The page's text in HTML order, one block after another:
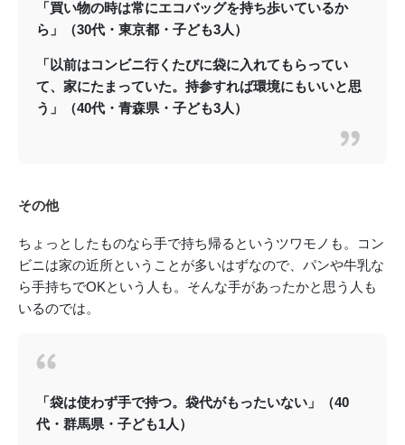
「買い物の時は常にエコバッグを持ち歩いているか
ら」（30代・東京都・子ども3人）
「以前はコンビニ行くたびに袋に入れてもらってい
て、家にたまっていた。持参すれば環境にもいいと思
う」（40代・青森県・子ども3人）
その他
ちょっとしたものなら手で持ち帰るというツワモノも。コン
ビニは家の近所ということが多いはずなので、パンや牛乳な
ら手持ちでOKという人も。そんな手があったかと思う人も
いるのでは。
「袋は使わず手で持つ。袋代がもったいない」（40
代・群馬県・子ども1人）